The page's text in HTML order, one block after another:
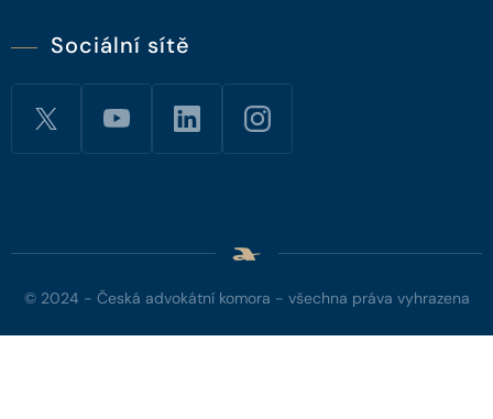
Sociální sítě
© 2024 - Česká advokátní komora - všechna práva vyhrazena